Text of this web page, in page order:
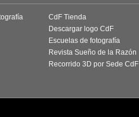
CdF Tienda
Descargar logo CdF
Escuelas de fotografía
Revista Sueño de la Razón
Recorrido 3D por Sede CdF